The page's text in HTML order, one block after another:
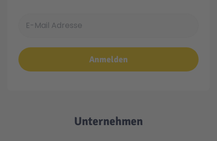
Anmelden
Unternehmen